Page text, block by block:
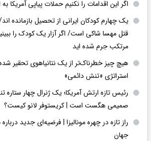
اگر این اقدامات را نکنیم حملات پیاپی آمریکا
یک چهارم کودکان ایرانی از تحصیل بازمانده
قتل مهسا شاکی است/ اگر آزار یک کودک را
مرتکب جرم شده اید
هیچ چیز خطرناک‌تر از یک نتانیاهوی تحقیر
استراتژی «تنش دائمی»
رئیس تازه ارتش آمریکا؛ یک ژنرال چهار
صمیمی هگست است | کریستوفر لانو کیست؟
راز تازه در چهره مونالیزا | فرضیه‌ای جدید
جهان